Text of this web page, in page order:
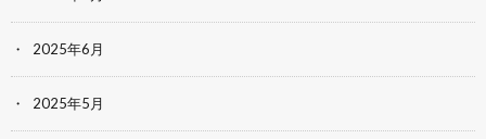
2025年6月
2025年5月